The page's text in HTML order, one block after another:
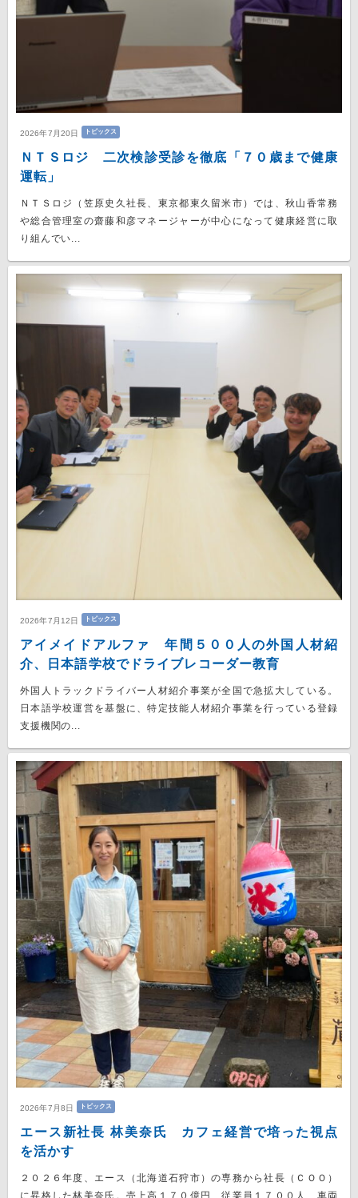
2026年7月20日 トピックス
ＮＴＳロジ 二次検診受診を徹底「７０歳まで健康
運転」
ＮＴＳロジ（笠原史久社長、東京都東久留米市）では、秋山香常務
や総合管理室の齋藤和彦マネージャーが中心になって健康経営に取
り組んでい...
2026年7月12日 トピックス
アイメイドアルファ 年間５００人の外国人材紹
介、日本語学校でドライブレコーダー教育
外国人トラックドライバー人材紹介事業が全国で急拡大している。
日本語学校運営を基盤に、特定技能人材紹介事業を行っている登録
支援機関の...
2026年7月8日 トピックス
エース新社長 林美奈氏 カフェ経営で培った視点
を活かす
２０２６年度、エース（北海道石狩市）の専務から社長（ＣＯＯ）